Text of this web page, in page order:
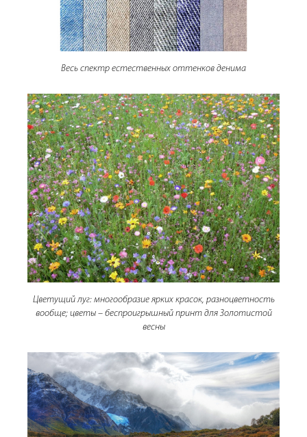
Весь спектр естественных оттенков денима
Цветущий луг: многообразие ярких красок, разноцветность
вообще; цветы – беспроигрышный принт для Золотистой
весны